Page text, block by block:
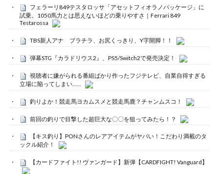
フェラーリ849テスタロッサ「アセットフィオラノパッケージ」に
試乗。1050馬力とは思えないほどの乗りやすさ｜Ferrari 849
Testarossa
TBS新人アナ ブラチラ、お尻くっきり、Y字開脚！！
弾幕STG『カラドリウス2』、PS5/Switch2で発売決定！
視聴者に嫌がられる番組ばかり作ったフジテレビ、自業自得すぎる
立場に陥ってしまい……
釣りよか！競走馬ヨカムスメと競走馬鹿？チャンムスコ！
前回の釣りで目撃した超巨大な〇〇を狙ってみたら！？
【キス釣り】PONさんのレアアイテムがヤバい！こだわり満載のタ
ックル紹介！
【カードファイト!! ヴァンガード】新弾【CARDFIGHT! Vanguard】